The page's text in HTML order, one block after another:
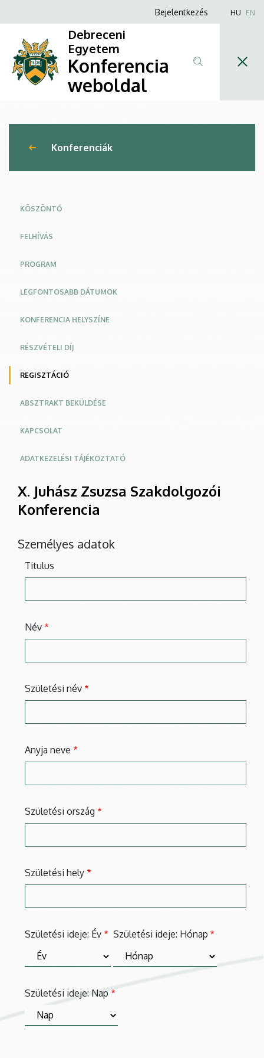
Juhász
Zsuzsa
Szakdolgozói
Konferencia
a
tartalomra
Anonim
menüje
Bejelentkezés HU EN
Debreceni
Egyetem
Konferencia
weboldal
Konferenciák
KÖSZÖNTŐ
FELHÍVÁS
PROGRAM
LEGFONTOSABB DÁTUMOK
KONFERENCIA HELYSZÍNE
RÉSZVÉTELI DÍJ
REGISZTÁCIÓ
ABSZTRAKT BEKÜLDÉSE
KAPCSOLAT
ADATKEZELÉSI TÁJÉKOZTATÓ
X. Juhász Zsuzsa Szakdolgozói
Konferencia
Személyes adatok
Titulus
Név
Születési név
Anyja neve
Születési ország
Születési hely
Születési
ideje
Születési ideje: Év Születési ideje: Hónap
Születési ideje: Nap